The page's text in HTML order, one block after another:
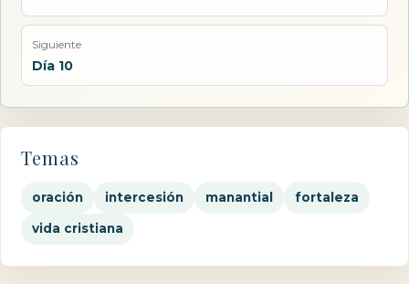
Siguiente
Día 10
Temas
oración intercesión manantial fortaleza
vida cristiana